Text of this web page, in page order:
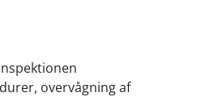
overvågning af